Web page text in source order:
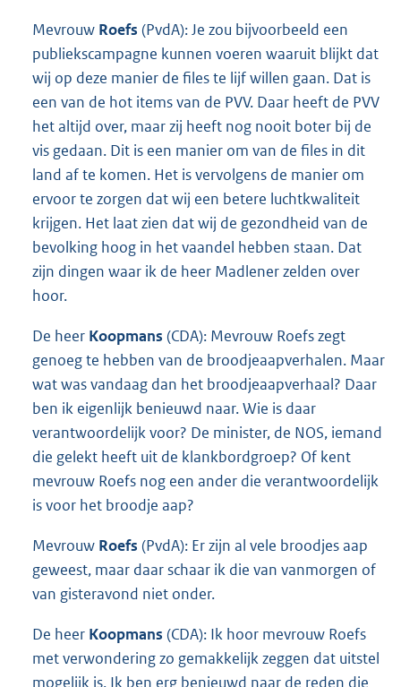
Mevrouw Roefs (PvdA): Je zou bijvoorbeeld een
publiekscampagne kunnen voeren waaruit blijkt dat
wij op deze manier de files te lijf willen gaan. Dat is
een van de hot items van de PVV. Daar heeft de PVV
het altijd over, maar zij heeft nog nooit boter bij de
vis gedaan. Dit is een manier om van de files in dit
land af te komen. Het is vervolgens de manier om
ervoor te zorgen dat wij een betere luchtkwaliteit
krijgen. Het laat zien dat wij de gezondheid van de
bevolking hoog in het vaandel hebben staan. Dat
zijn dingen waar ik de heer Madlener zelden over
hoor.
De heer Koopmans (CDA): Mevrouw Roefs zegt
genoeg te hebben van de broodjeaapverhalen. Maar
wat was vandaag dan het broodjeaapverhaal? Daar
ben ik eigenlijk benieuwd naar. Wie is daar
verantwoordelijk voor? De minister, de NOS, iemand
die gelekt heeft uit de klankbordgroep? Of kent
mevrouw Roefs nog een ander die verantwoordelijk
is voor het broodje aap?
Mevrouw Roefs (PvdA): Er zijn al vele broodjes aap
geweest, maar daar schaar ik die van vanmorgen of
van gisteravond niet onder.
De heer Koopmans (CDA): Ik hoor mevrouw Roefs
met verwondering zo gemakkelijk zeggen dat uitstel
mogelijk is. Ik ben erg benieuwd naar de reden die